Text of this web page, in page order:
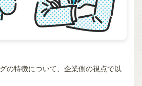
の特徴について、企業側の視点で以